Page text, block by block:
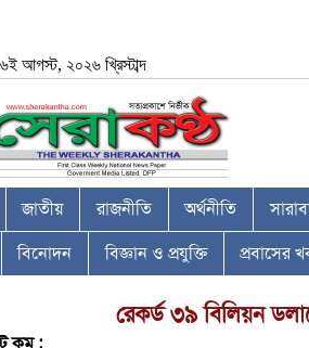
আগস্ট, ২০২৬ খ্রিস্টাব্দ
জাতীয় রাজনীতি অর্থনীতি
বিনোদন বিজ্ঞান ও প্রযুক্তি প্রবাসের
রেকর্ড ৩৯ বিলিয়ন
কম :